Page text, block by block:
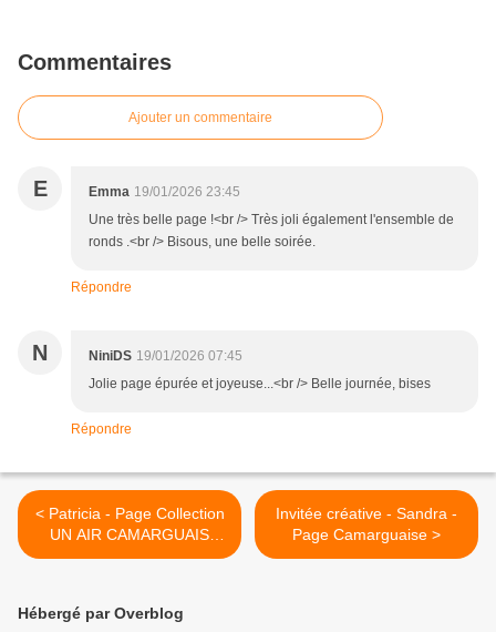
Commentaires
Ajouter un commentaire
E Emma 19/01/2026 23:45
Une très belle page !<br /> Très joli également l'ensemble de
ronds .<br /> Bisous, une belle soirée.
Répondre
N NiniDS 19/01/2026 07:45
Jolie page épurée et joyeuse...<br /> Belle journée, bises
Répondre
< Patricia - Page Collection
UN AIR CAMARGUAIS
numéro 3
Invitée créative - Sandra -
Page Camarguaise >
Hébergé par Overblog